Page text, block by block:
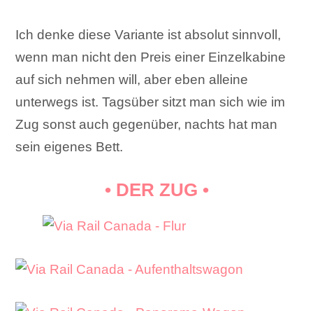
Ich denke diese Variante ist absolut sinnvoll,
wenn man nicht den Preis einer Einzelkabine
auf sich nehmen will, aber eben alleine
unterwegs ist. Tagsüber sitzt man sich wie im
Zug sonst auch gegenüber, nachts hat man
sein eigenes Bett.
• DER ZUG •